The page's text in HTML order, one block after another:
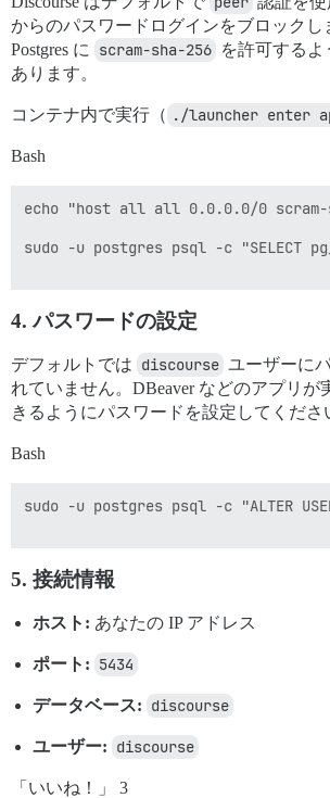
からのパスワードログインをブロックし
Postgres に
scram-sha-256 を許可する
あります。
コンテナ内で実行（ ./launcher enter
Bash
echo "host all all 0.0.0.0/0 scram-
sudo -u postgres psql -c "SELECT
4. パスワードの設定
デフォルトでは discourse ユーザーに
れていません。DBeaver などのアプリが
きるようにパスワードを設定してくださ
Bash
sudo -u postgres psql -c "ALTER
5. 接続情報
ホスト: あなたの IP アドレス
ポート: 5434
データベース: discourse
ユーザー: discourse
「いいね！」 3